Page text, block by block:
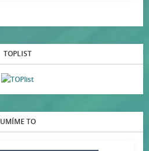
TOPLIST
UMÍME TO